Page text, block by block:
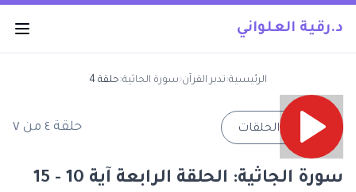
د.رقية العلواني
الرئيسية‹تدبر القرآن‹سورة الجاثية‹حلقة 4
→ جميع الحلقات حلقة ٤ من ٧
سورة الجاثية: الحلقة الرابعة آية 10 - 15